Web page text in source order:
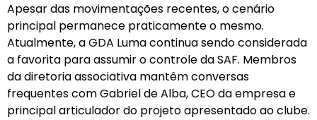
Apesar das movimentações recentes, o cenário
principal permanece praticamente o mesmo.
Atualmente, a GDA Luma continua sendo considerada
a favorita para assumir o controle da SAF. Membros
da diretoria associativa mantêm conversas
frequentes com Gabriel de Alba, CEO da empresa e
principal articulador do projeto apresentado ao clube.